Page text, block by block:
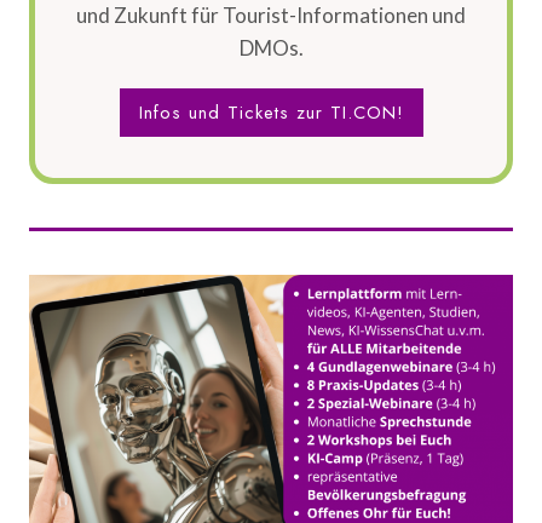
und Zukunft für Tourist-Informationen und
DMOs.
Infos und Tickets zur TI.CON!